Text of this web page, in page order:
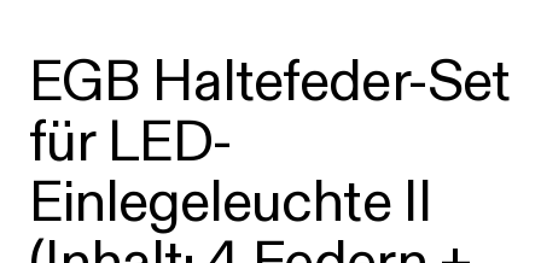
EGB Haltefeder-Set
für LED-
Einlegeleuchte II